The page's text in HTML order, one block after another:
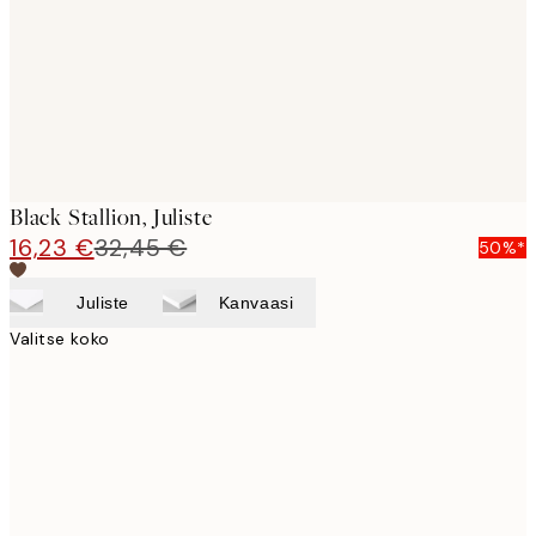
Black Stallion, Juliste
16,23 €32,45 € 50%*
Juliste Kanvaasi
Valitse koko